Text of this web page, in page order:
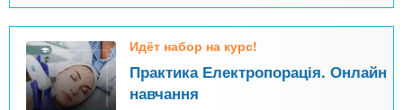
Идёт набор на курс!
Практика Електропорація. Онлайн
навчання